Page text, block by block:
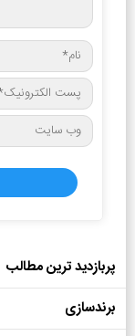
پربازدید ترین مطالب
برندسازی